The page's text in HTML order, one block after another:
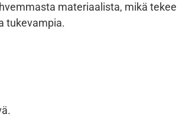
materiaalista, mikä tekee
tukevampia.